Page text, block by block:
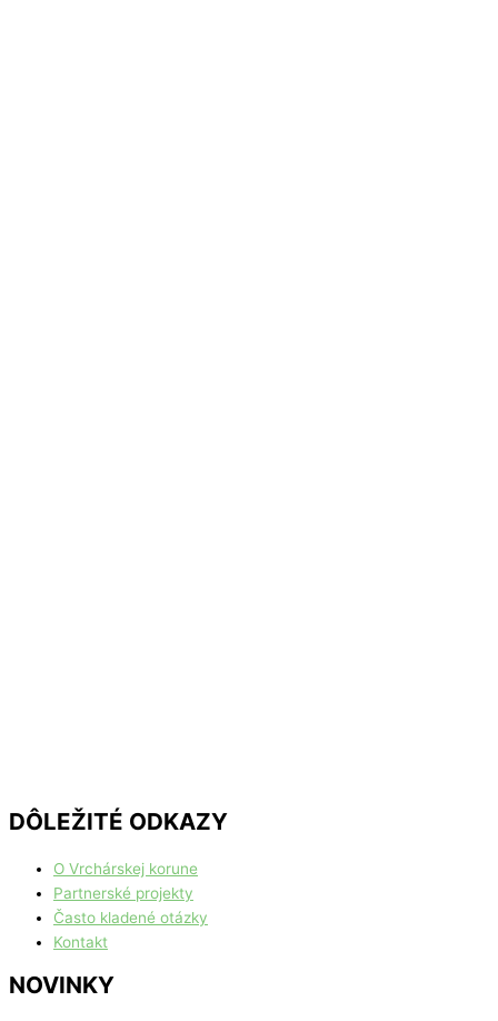
DÔLEŽITÉ ODKAZY
O Vrchárskej korune
Partnerské projekty
Často kladené otázky
Kontakt
NOVINKY